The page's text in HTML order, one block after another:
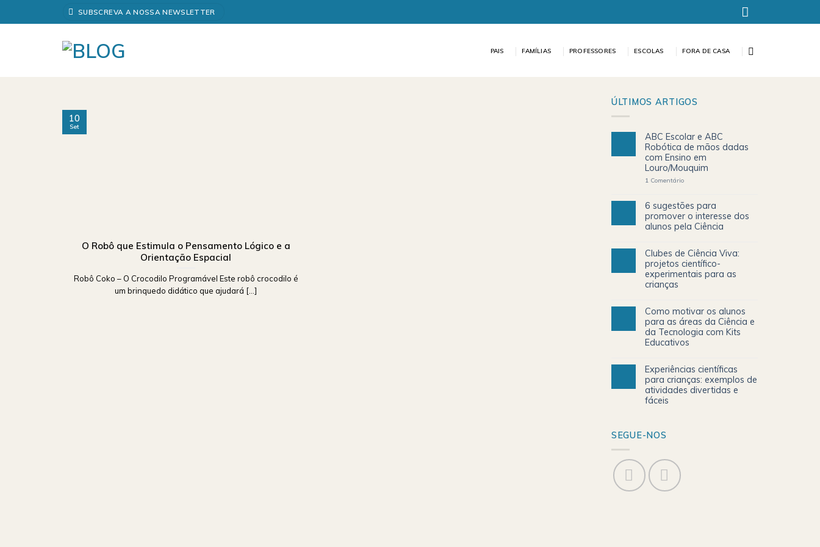
SUBSCREVA A NOSSA NEWSLETTER
PAIS FAMÍLIAS PROFESSORES ESCOLAS FORA DE CASA
O Robô que Estimula o Pensamento Lógico e a
Orientação Espacial
Robô Coko – O Crocodilo Programável Este robô crocodilo é
um brinquedo didático que ajudará [...]
10
Set
ÚLTIMOS ARTIGOS
ABC Escolar e ABC
Robótica de mãos dadas
com Ensino em
Louro/Mouquim
1 Comentário
6 sugestões para
promover o interesse dos
alunos pela Ciência
Clubes de Ciência Viva:
projetos científico-
experimentais para as
crianças
Como motivar os alunos
para as áreas da Ciência e
da Tecnologia com Kits
Educativos
Experiências científicas
para crianças: exemplos de
atividades divertidas e
fáceis
SEGUE-NOS